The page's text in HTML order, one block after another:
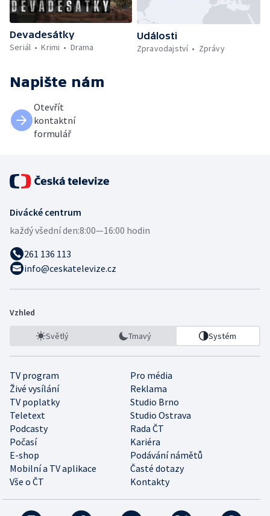
Devadesátky
Seriál
Krimi Drama
Události
Zpravodajství
Zprávy
Napište nám
Otevřít
kontaktní
formulář
Divácké centrum
každý všední den:8:00—16:00 hodin
261 136 113
info@ceskatelevize.cz
Vzhled
Světlý Tmavý Systém
TV program
Pro média
Živé vysílání
Reklama
TV poplatky
Studio Brno
Teletext
Studio Ostrava
Podcasty
Rada ČT
Počasí
Kariéra
E-shop
Podávání námětů
Mobilní a TV aplikace
Časté dotazy
Vše o ČT
Kontakty